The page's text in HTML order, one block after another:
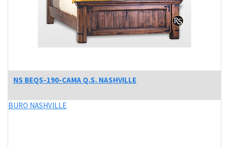
NS BEQS-190-CAMA Q.S. NASHVILLE
BURO NASHVILLE